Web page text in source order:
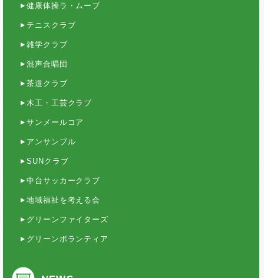
健康体操ラ・ムーブ
テニスクラブ
雑学クラブ
混声合唱団
茶道クラブ
木工・工芸クラブ
サンメールコア
アンサンブル
SUNクラブ
中台サッカークラブ
地域福祉を考える会
グリーンファイターズ
グリーンボランティア